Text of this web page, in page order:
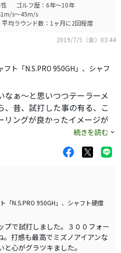
ゴルフ歴：6年～10年
s～45m/s
平均ラウンド数：1ヶ月に2回程度
2019/7/5（金）03:44
フト「N.S.PRO 950GH」、シャフ
なぁ〜と思いつつテーラーメ
、昔、試打した事の有る、こ
リングが良かったイメージが
ンの10分の1以下の値段笑笑で
続きを読む
「N.S.PRO 950GH」、シャフト硬度
プで試打しました。３００フォー
。打感も最高でミズノアイアンな
心がグラツキました。